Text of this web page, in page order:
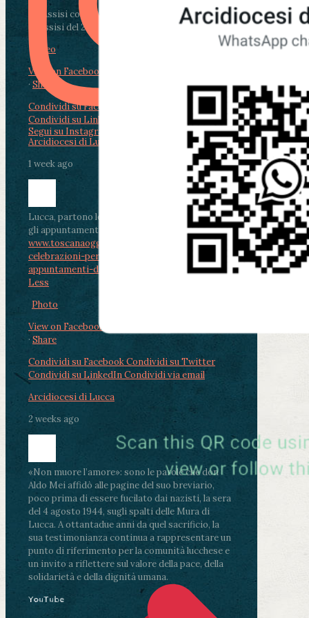
Da Assisi con i giovani per Celebrare il Perdono
di Assisi del 2 Ag...
Video
View on Facebook
· Share
Condividi su Facebook
Condividi su LinkedIn
Condividi via email
Arcidiocesi di Lucca
1 week ago
Lucca, partono le celebrazioni per don Aldo Mei:
gli appuntamenti dal 2 al 4 agosto
www.toscanaoggi.it/lucca-partono-le-
celebrazioni-per-don-aldo-mei-gli-
appuntamenti-dal-2-al-4-ago...
See MoreSee
Less
Photo
View on Facebook
· Share
Condividi su FacebookCondividi su Twitter
Condividi su LinkedInCondividi via email
Arcidiocesi di Lucca
2 weeks ago
«Non muore l’amore»: sono le parole che don
Aldo Mei affidò alle pagine del suo breviario,
poco prima di essere fucilato dai nazisti, la sera
del 4 agosto 1944, sugli spalti delle Mura di
Lucca. A ottantadue anni da quel sacrificio, la
sua testimonianza continua a rappresentare un
punto di riferimento per la comunità lucchese e
un invito a riflettere sul valore della pace, della
solidarietà e della dignità umana.
Segui su Instagram
YouTube